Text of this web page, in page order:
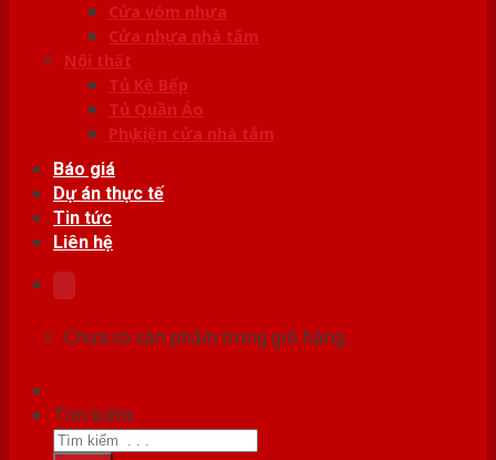
Cửa vòm nhựa
Cửa nhựa nhà tắm
Nội thất
Tủ Kệ Bếp
Tủ Quần Áo
Phụ kiện cửa nhà tắm
Báo giá
Dự án thực tế
Tin tức
Liên hệ
Chưa có sản phẩm trong giỏ hàng.
Tìm kiếm: